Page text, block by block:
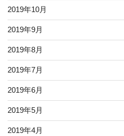
2019年10月
2019年9月
2019年8月
2019年7月
2019年6月
2019年5月
2019年4月